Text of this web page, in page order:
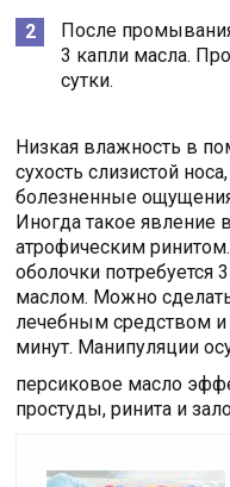
После
3 капли масла.
сутки.
Низкая влажность в
сухость слизистой
болезненные
Иногда такое явление
атрофическим
оболочки потребуется
маслом. Можно
лечебным средством и
минут. Манипуляции
персиковое масло
простуды, ринита и